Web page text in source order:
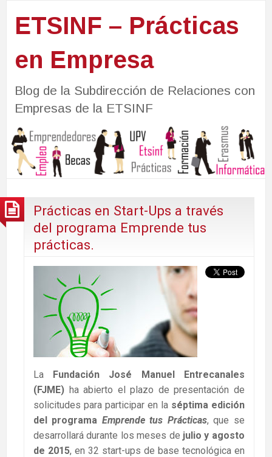
ETSINF – Prácticas
en Empresa
Blog de la Subdirección de Relaciones con
Empresas de la ETSINF
Prácticas en Start-Ups a través
del programa Emprende tus
prácticas.
La Fundación José Manuel Entrecanales
(FJME) ha abierto el plazo de presentación de
solicitudes para participar en la séptima edición
del programa Emprende tus Prácticas, que se
desarrollará durante los meses de julio y agosto
de 2015, en 32 start-ups de base tecnológica en